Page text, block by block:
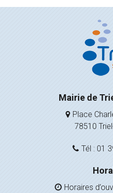
Mairie de
Place
78510
Tél : 01
Horaires